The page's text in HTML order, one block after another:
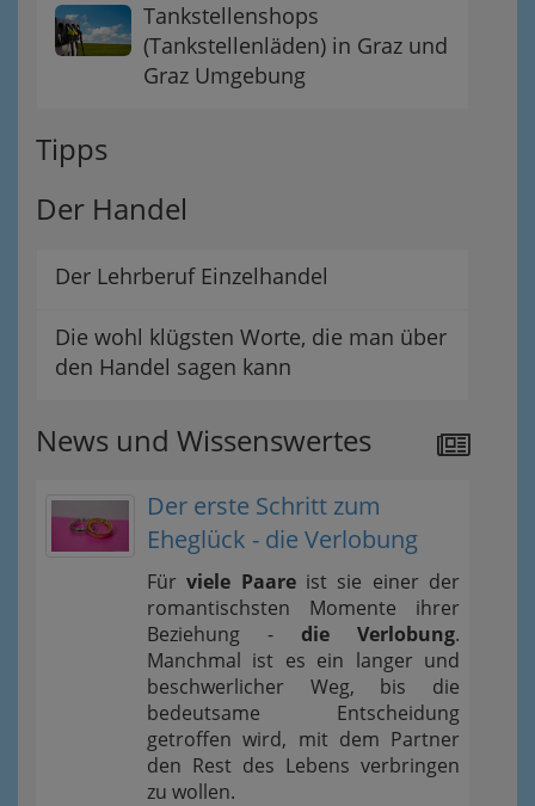
Tankstellenshops
(Tankstellenläden) in Graz und
Graz Umgebung
Tipps
Der Handel
Der Lehrberuf Einzelhandel
Die wohl klügsten Worte, die man über
den Handel sagen kann
News und Wissenswertes
Der erste Schritt zum
Eheglück - die Verlobung
Fürviele Paareist sie einer der
romantischsten Momente ihrer
Beziehung - die Verlobung.
Manchmal ist es ein langer und
beschwerlicher Weg, bis die
bedeutsame Entscheidung
getroffen wird, mit dem Partner
den Rest des Lebens verbringen
zu wollen.